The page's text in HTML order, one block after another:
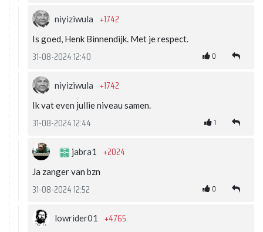
niyiziwula +1742
Is goed, Henk Binnendijk. Met je respect.
31-08-2024 12:40 0
niyiziwula +1742
Ik vat even jullie niveau samen.
31-08-2024 12:44 1
jabra1 +2024
Ja zanger van bzn
31-08-2024 12:52 0
lowrider01 +4765